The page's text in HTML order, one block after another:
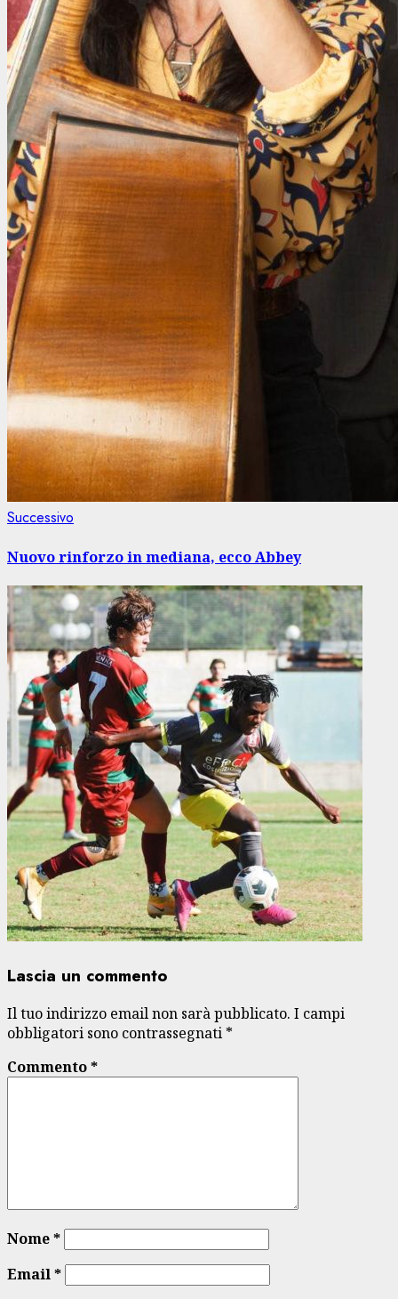
Successivo
Nuovo rinforzo in mediana, ecco Abbey
Lascia un commento
Il tuo indirizzo email non sarà pubblicato. I campi
obbligatori sono contrassegnati *
Commento*
Nome*
Email*